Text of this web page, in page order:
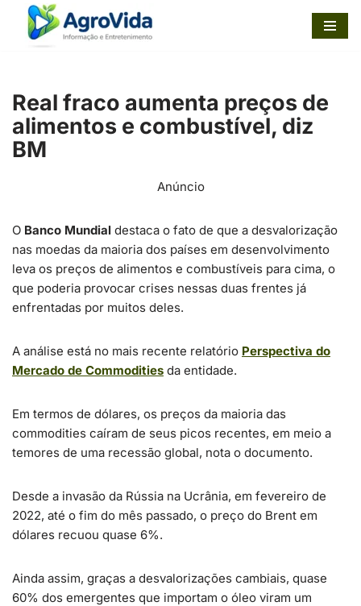
Pular
conteúdo
Real fraco aumenta preços de
alimentos e combustível, diz
BM
Anúncio
O Banco Mundial destaca o fato de que a desvalorização
nas moedas da maioria dos países em desenvolvimento
leva os preços de alimentos e combustíveis para cima, o
que poderia provocar crises nessas duas frentes já
enfrentadas por muitos deles.
A análise está no mais recente relatório Perspectiva do
Mercado de Commodities da entidade.
Em termos de dólares, os preços da maioria das
commodities caíram de seus picos recentes, em meio a
temores de uma recessão global, nota o documento.
Desde a invasão da Rússia na Ucrânia, em fevereiro de
2022, até o fim do mês passado, o preço do Brent em
dólares recuou quase 6%.
Ainda assim, graças a desvalorizações cambiais, quase
60% dos emergentes que importam o óleo viram um